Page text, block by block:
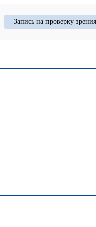
Запись на проверку зрения